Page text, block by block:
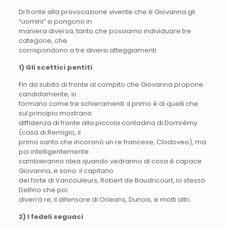
Di fronte alla provocazione vivente che è Giovanna gli
“uomini” si pongono in
maniera diversa, tanto che possiamo individuare tre
categorie, che
corrispondono a tre diversi atteggiamenti
1) Gli scettici pentiti
Fin da subito di fronte al compito che Giovanna propone
candidamente, si
formano come tre schieramenti: il primo è di quelli che
sul principio mostrano
diffidenza di fronte alla piccola contadina di Domrémy
(casa di Remigio, il
primo santo che incoronò un re francese, Clodoveo), ma
poi intelligentemente
cambieranno idea quando vedranno di cosa è capace
Giovanna, e sono: il capitano
del forte di Vancouleurs, Robert de Baudricourt, lo stesso
Delfino che poi
diverrà re, il difensore di Orleans, Dunois, e molti altri.
2) I fedeli seguaci